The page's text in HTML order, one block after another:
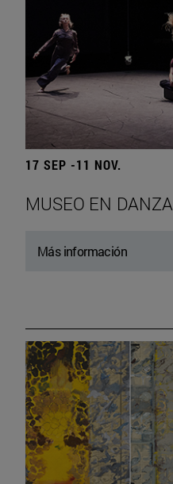
17 SEP -11 NOV.
MUSEO EN DANZA
Más información